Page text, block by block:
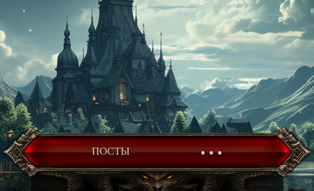
ПОСТЫ • • •